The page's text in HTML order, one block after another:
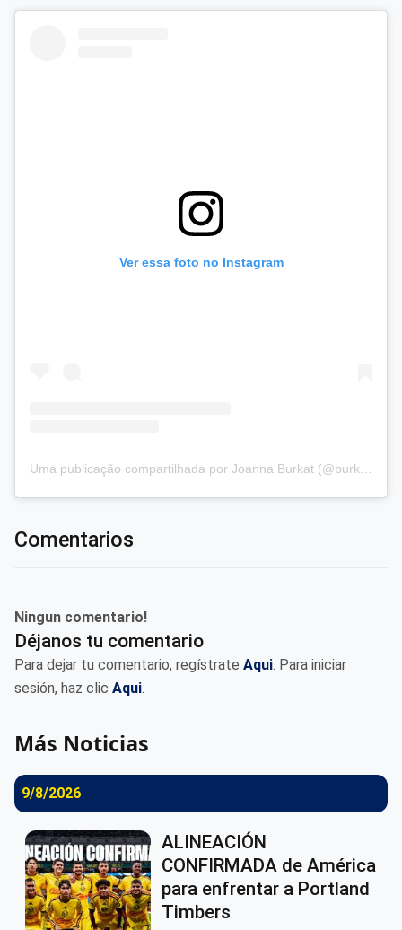
Ver essa foto no Instagram
Uma publicação compartilhada por Joanna Burkat (@burkat.joanna)
Comentarios
Ningun comentario!
Déjanos tu comentario
Para dejar tu comentario, regístrate Aqui. Para iniciar
sesión, haz clic Aqui.
Más Noticias
9/8/2026
ALINEACIÓN
CONFIRMADA de América
para enfrentar a Portland
Timbers